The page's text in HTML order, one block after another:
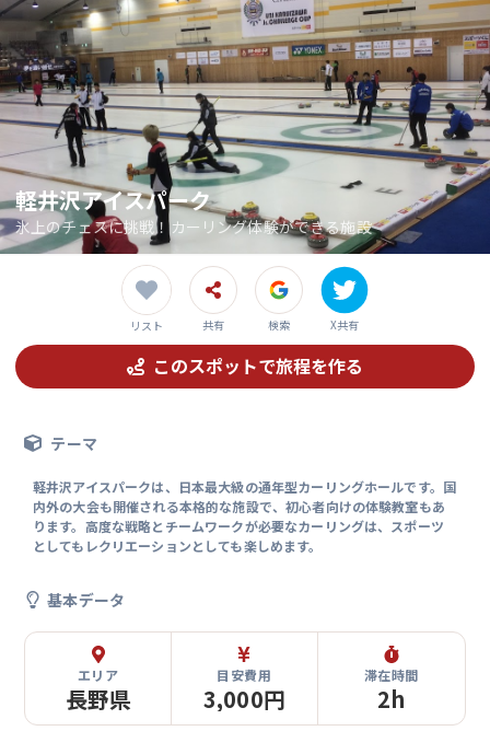
軽井沢アイスパーク
氷上のチェスに挑戦！カーリング体験ができる施設
リスト 共有 検索 X共有
このスポットで旅程を作る
テーマ
軽井沢アイスパークは、日本最大級の通年型カーリングホールです。国
内外の大会も開催される本格的な施設で、初心者向けの体験教室もあ
ります。高度な戦略とチームワークが必要なカーリングは、スポーツ
としてもレクリエーションとしても楽しめます。
基本データ
エリア
長野県
目安費用
3,000円
滞在時間
2h